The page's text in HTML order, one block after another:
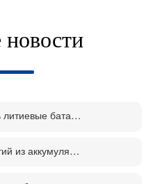
новости
На что можно переработать литиевые батареи?
Можно ли переработать литий из аккумуляторов?